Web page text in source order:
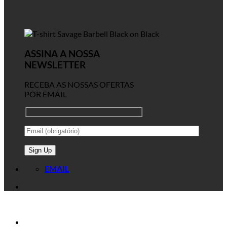
ASSINA A NOSSA
NEWSLETTER
RECEBA AS NOSSAS OFERTAS
POR EMAIL
EMAIL